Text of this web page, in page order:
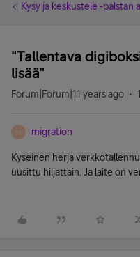
Kysy ja keskustele -palstan
"Tallentava
lisää"
Forum|Forum|11 years ago
M migration
Kyseinen herja
uusittu hiljattain. Ja laite on